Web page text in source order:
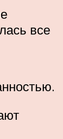
все